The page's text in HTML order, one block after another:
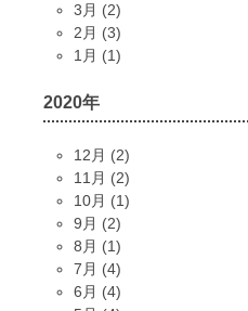
3月 (2)
2月 (3)
1月 (1)
2020年
12月 (2)
11月 (2)
10月 (1)
9月 (2)
8月 (1)
7月 (4)
6月 (4)